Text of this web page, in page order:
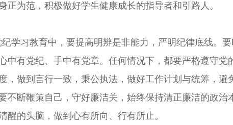
正为范，积极做好学生健康成长的指导者和引路人。
纪学习教育中，要提高明辨是非能力，严明纪律底线。
中有党纪、手中有党章。任何情况下，都要严格遵守党
，做到言行一致，秉公执法，做好工作计划与统筹，避
不断鞭策自己，守好廉洁关，始终保持清正廉洁的政治
醒的头脑，做到心有所向、行有所止。